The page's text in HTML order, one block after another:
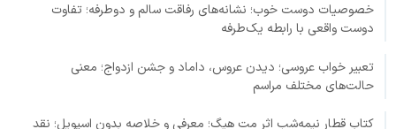
خصوصیات دوست خوب؛ نشانه‌های رفاقت سالم و دوطرفه؛ تفاوت
دوست واقعی با رابطه یک‌طرفه
تعبیر خواب عروسی؛ دیدن عروس، داماد و جشن ازدواج؛ معنی
حالت‌های مختلف مراسم
کتاب قطار نیمه‌شب اثر مت هیگ؛ معرفی و خلاصه بدون اسپویل؛ نقد